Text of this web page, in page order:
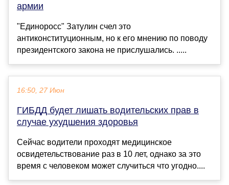
армии
"Единоросс" Затулин счел это
антиконституционным, но к его мнению по поводу
президентского закона не прислушались. .....
16:50, 27 Июн
ГИБДД будет лишать водительских прав в
случае ухудшения здоровья
Сейчас водители проходят медицинское
освидетельствование раз в 10 лет, однако за это
время с человеком может случиться что угодно....